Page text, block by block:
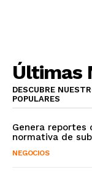
Últimas
DESCUBRE
POPULARES
Genera reportes
normativa de
NEGOCIOS